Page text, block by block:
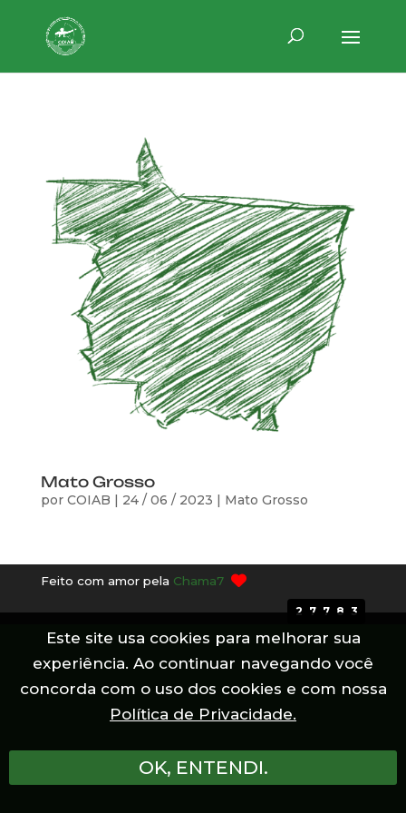
Mato Grosso
por COIAB 24 / 06 / 2023 Mato Grosso
Feito com amor pela Chama7
27783
Este site usa cookies para melhorar sua
experiência. Ao continuar navegando você
concorda com o uso dos cookies e com nossa
Política de Privacidade.
OK, ENTENDI.